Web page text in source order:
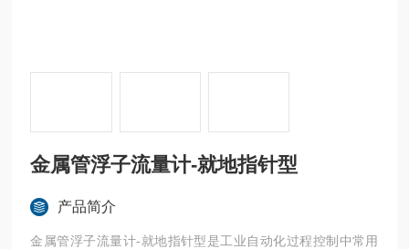
金属管浮子流量计-就地指针型
产品简介
金属管浮子流量计-就地指针型是工业自动化过程控制中常用